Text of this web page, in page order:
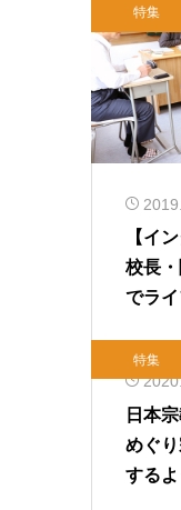
特集
【イ
校長
でラ
特集
日本
めぐ
する